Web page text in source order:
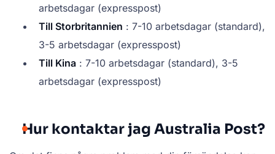
arbetsdagar (expresspost)
Till Storbritannien : 7-10 arbetsdagar (standard),
3-5 arbetsdagar (expresspost)
Till Kina : 7-10 arbetsdagar (standard), 3-5
arbetsdagar (expresspost)
Hur kontaktar jag Australia Post?